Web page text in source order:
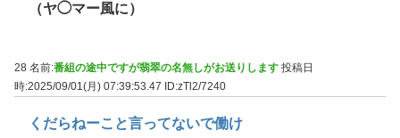
（ヤ◯マー風に）
28 名前:番組の途中ですが翡翠の名無しがお送りします 投稿日
時:2025/09/01(月) 07:39:53.47 ID:zTl2/7240
くだらねーこと言ってないで働け